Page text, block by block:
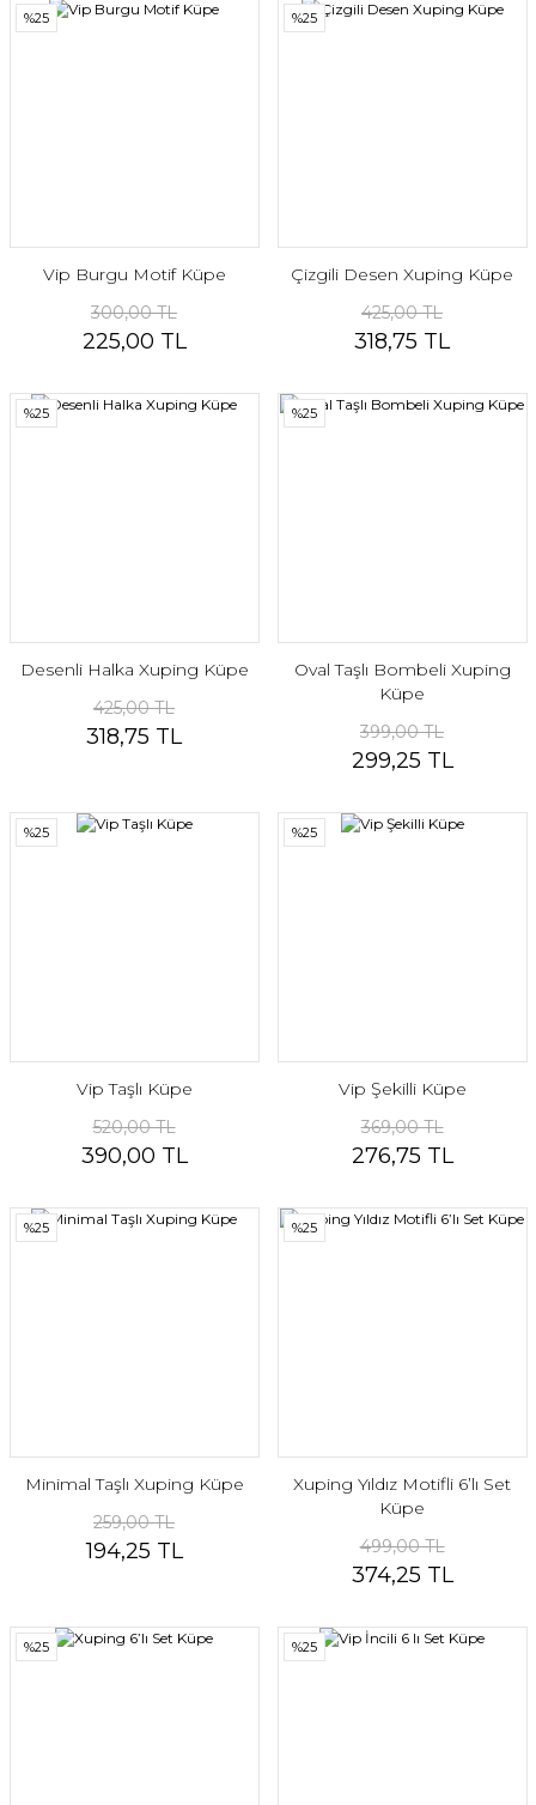
%25
Vip Burgu Motif Küpe
300,00 TL
225,00 TL
%25
Çizgili Desen Xuping Küpe
425,00 TL
318,75 TL
%25
Desenli Halka Xuping Küpe
425,00 TL
318,75 TL
%25
Oval Taşlı Bombeli Xuping
Küpe
399,00 TL
299,25 TL
%25
Vip Taşlı Küpe
520,00 TL
390,00 TL
%25
Vip Şekilli Küpe
369,00 TL
276,75 TL
%25
Minimal Taşlı Xuping Küpe
259,00 TL
194,25 TL
%25
Xuping Yıldız Motifli 6’lı Set
Küpe
499,00 TL
374,25 TL
%25 %25